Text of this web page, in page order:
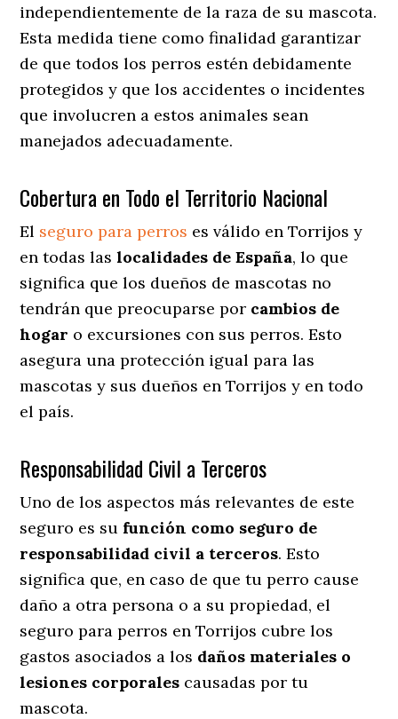
independientemente de la raza de su mascota.
Esta medida tiene como finalidad garantizar
de que todos los perros estén debidamente
protegidos y que los accidentes o incidentes
que involucren a estos animales sean
manejados adecuadamente.
Cobertura en Todo el Territorio Nacional
El seguro para perros es válido en Torrijos y
en todas laslocalidades de España, lo que
significa que los dueños de mascotas no
tendrán que preocuparse por cambios de
hogar o excursiones con sus perros. Esto
asegura una protección igual para las
mascotas y sus dueños en Torrijos y en todo
el país.
Responsabilidad Civil a Terceros
Uno de los aspectos más relevantes de este
seguro es su función como seguro de
responsabilidad civil a terceros. Esto
significa que, en caso de que tu perro cause
daño a otra persona o a su propiedad, el
seguro para perros en Torrijos cubre los
gastos asociados a los daños materiales o
lesiones corporales causadas por tu
mascota.